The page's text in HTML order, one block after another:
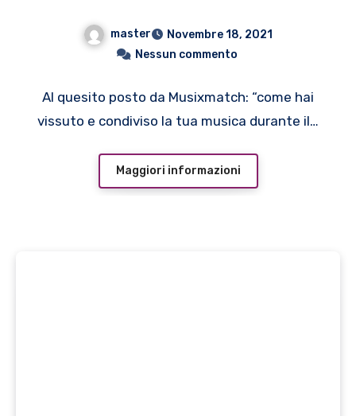
DURING THE PANDEMIC
master
Novembre 18, 2021
Nessun commento
Al quesito posto da Musixmatch: “come hai
vissuto e condiviso la tua musica durante il…
Maggiori informazioni